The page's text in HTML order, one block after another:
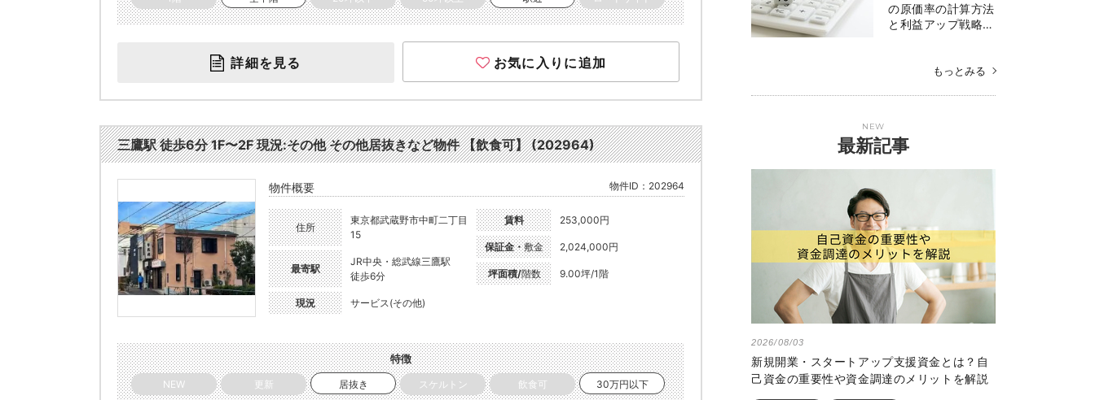
詳細を見る お気に入りに追加
三鷹駅 徒歩6分 1F〜2F 現況:その他 その他居抜きなど物件 【飲食可】 (202964)
物件概要 物件ID：202964
住所
東京都武蔵野市中町二丁目
15
最寄駅
JR中央・総武線三鷹駅
徒歩6分
現況 サービス(その他)
賃料 253,000円
保証金・敷金 2,024,000円
坪面積/階数 9.00坪/1階
特徴
NEW 更新 居抜き スケルトン 飲食可 30万円以下
の原価率の計算方法
と利益アップ戦略…
もっとみる
NEW
最新記事
2026/08/03
新規開業・スタートアップ支援資金とは？自
己資金の重要性や資金調達のメリットを解説